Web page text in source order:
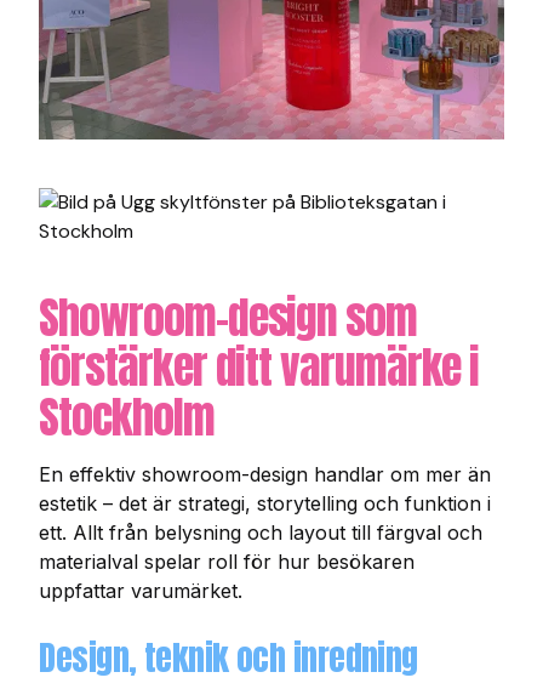
Showroom-design som
förstärker ditt varumärke i
Stockholm
En effektiv showroom-design handlar om mer än
estetik – det är strategi, storytelling och funktion i
ett. Allt från belysning och layout till färgval och
materialval spelar roll för hur besökaren
uppfattar varumärket.
Design, teknik och inredning